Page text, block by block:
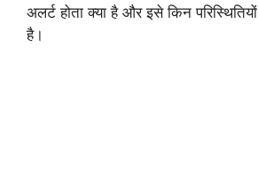
अलर्ट होता क्या है और इसे किन
है।